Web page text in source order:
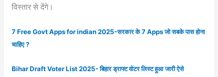
विस्तार से देंगे।
7 Free Govt Apps for indian 2025-सरकार के 7 Apps जो सबके पास होना
चाहिए ?
Bihar Draft Voter List 2025- बिहार ड्राफ्ट वोटर लिस्ट हुआ जारी ऐसे